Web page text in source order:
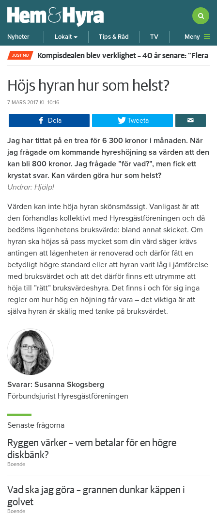
Nyheter Lokalt Tips & Råd TV Meny
JUST NU Kompisdealen blev verklighet – 40 år senare: "Flera
Höjs hyran hur som helst?
7 MARS 2017 KL 10:16
Dela Tweeta
Jag har tittat på en trea för 6 300 kronor i månaden. När
jag frågade om kommande hyreshöjning sa värden att den
kan bli 800 kronor. Jag frågade ”för vad?”, men fick ett
krystat svar. Kan värden göra hur som helst?
Undrar: Hjälp!
Värden kan inte höja hyran skönsmässigt. Vanligast är att
den förhandlas kollektivt med Hyresgästföreningen och då
bedöms lägenhetens bruksvärde: bland annat skicket. Om
hyran ska höjas så pass mycket som din värd säger krävs
antingen att lägenheten är renoverad och därför fått en
betydligt högre standard eller att hyran varit låg i jämförelse
med bruksvärdet och att det därför finns ett utrymme att
höja till ”rätt” bruksvärdeshyra. Det finns i och för sig inga
regler om hur hög en höjning får vara – det viktiga är att
själva hyran är skälig med tanke på bruksvärdet.
Svarar: Susanna Skogsberg
Förbundsjurist Hyresgästföreningen
Senaste frågorna
Ryggen värker – vem betalar för en högre
diskbänk?
Boende
Vad ska jag göra – grannen dunkar käppen i
golvet
Boende